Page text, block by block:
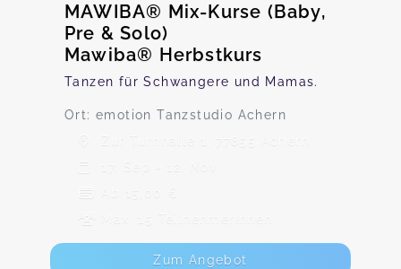
MAWIBA® Mix-Kurse (Baby,
Pre & Solo)
Mawiba® Herbstkurs
Tanzen für Schwangere und Mamas.
Ort: emotion Tanzstudio Achern
Zur Turnhalle 1, 77855 Achern
17. Sep - 12. Nov
Ab 15,00 €
Max. 15 TeilnehmerInnen
Zum Angebot